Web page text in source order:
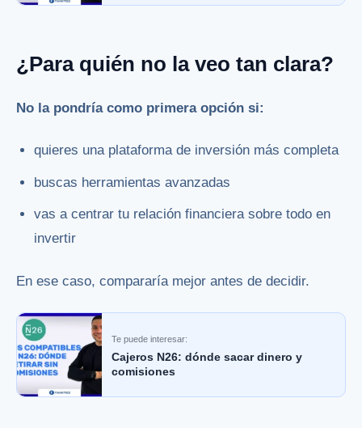
¿Para quién no la veo tan clara?
No la pondría como primera opción si:
quieres una plataforma de inversión más completa
buscas herramientas avanzadas
vas a centrar tu relación financiera sobre todo en
invertir
En ese caso, compararía mejor antes de decidir.
Te puede interesar:
Cajeros N26: dónde sacar dinero y
comisiones